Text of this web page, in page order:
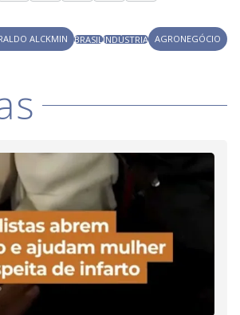
ALCKMIN BRASILINDÚSTRIA AGRONEGÓCIO